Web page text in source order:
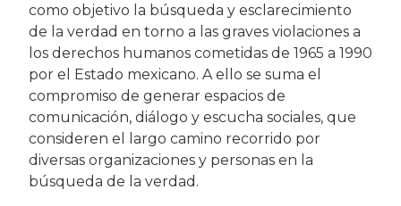
como objetivo la búsqueda y esclarecimiento
de la verdad en torno a las graves violaciones a
los derechos humanos cometidas de 1965 a 1990
por el Estado mexicano. A ello se suma el
compromiso de generar espacios de
comunicación, diálogo y escucha sociales, que
consideren el largo camino recorrido por
diversas organizaciones y personas en la
búsqueda de la verdad.